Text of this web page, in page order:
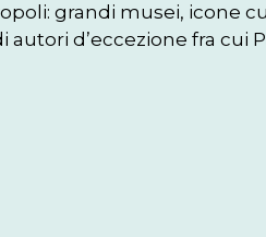
grandi musei, icone
d’eccezione fra cui